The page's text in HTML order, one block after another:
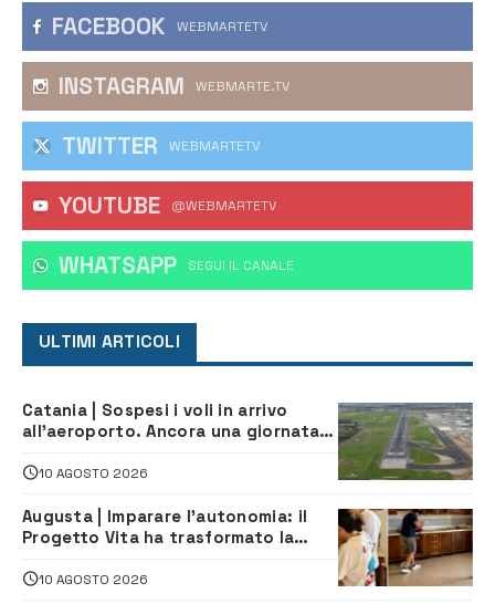
FACEBOOK WEBMARTETV
INSTAGRAM WEBMARTE.TV
TWITTER WEBMARTETV
YOUTUBE @WEBMARTETV
WHATSAPP ‎SEGUI IL CANALE
ULTIMI ARTICOLI
Catania | Sospesi i voli in arrivo
all’aeroporto. Ancora una giornata
10 AGOSTO 2026
Augusta | Imparare l’autonomia: il
Progetto Vita ha trasformato la
indipendenza
10 AGOSTO 2026